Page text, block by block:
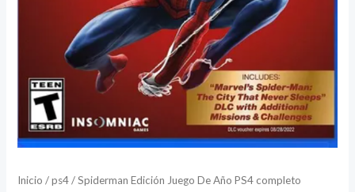
Inicio /ps4/ Spiderman Edición Juego De Año PS4 completo